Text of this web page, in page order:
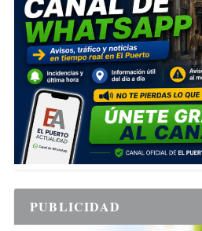
PUBLICIDAD